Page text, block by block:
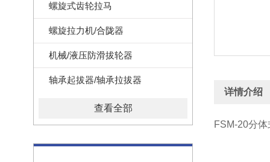
螺旋式齿轮拉马
螺旋拉力机/合陇器
机械/液压防滑拔轮器
轴承起拔器/轴承拉拔器
查看全部
详情介绍
FSM-20分